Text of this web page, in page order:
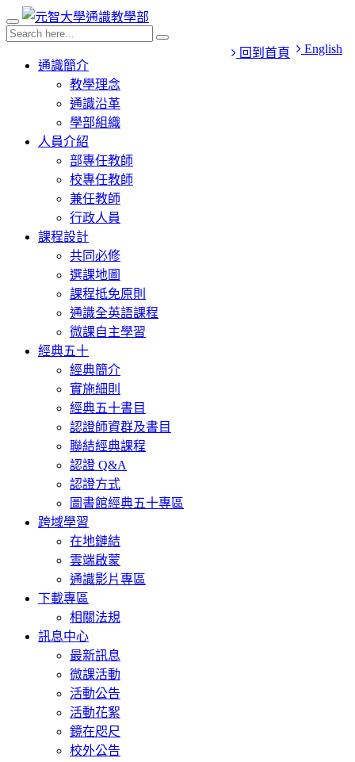
English
回到首頁
通識簡介
教學理念
通識沿革
學部組織
人員介紹
部專任教師
校專任教師
兼任教師
行政人員
課程設計
共同必修
選課地圖
課程抵免原則
通識全英語課程
微課自主學習
經典五十
經典簡介
實施細則
經典五十書目
認證師資群及書目
聯結經典課程
認證 Q&A
認證方式
圖書館經典五十專區
跨域學習
在地鏈結
雲端啟蒙
通識影片專區
下載專區
相關法規
訊息中心
最新訊息
微課活動
活動公告
活動花絮
鏡在咫尺
校外公告